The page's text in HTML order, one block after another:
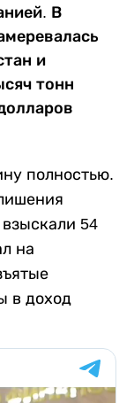
В
и
тонн
полностью.
54
на
в доход